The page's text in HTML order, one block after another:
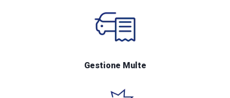
Gestione Multe